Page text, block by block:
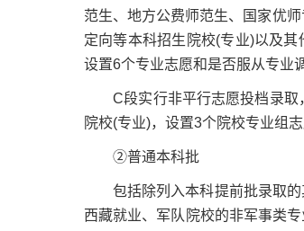
范生、地方公费师范生、国家优
定向等本科招生院校(专业)以及
设置6个专业志愿和是否服从专业
C段实行非平行志愿投档录取
院校(专业)，设置3个院校专业组
②普通本科批
包括除列入本科提前批录取的
西藏就业、军队院校的非军事类